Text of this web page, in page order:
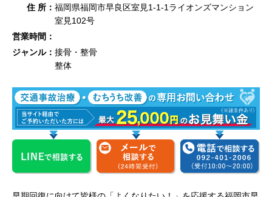
住 所： 福岡県福岡市早良区室見1-1-1ライオンズマンション
室見102号
営業時間：
ジャンル： 接骨・整骨
整体